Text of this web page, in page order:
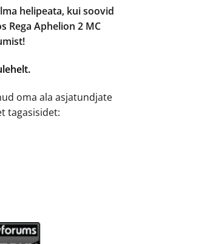
helipeata, kui soovid
Rega Aphelion 2 MC
oma ala asjatundjate
tagasisidet: